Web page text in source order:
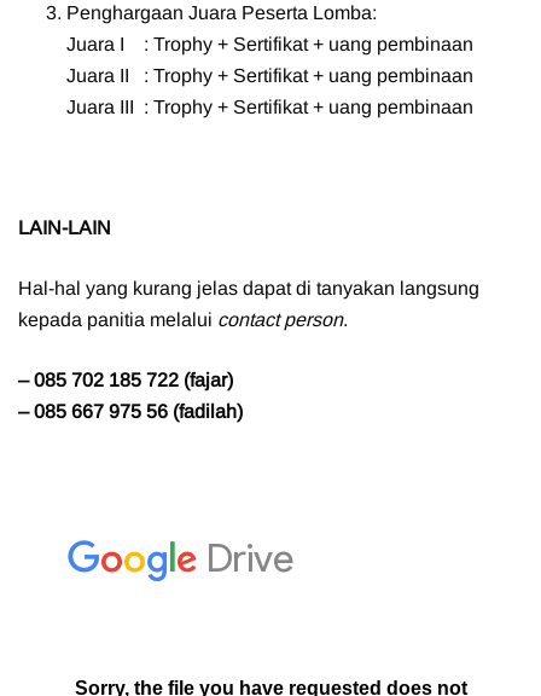
Penghargaan Juara Peserta Lomba:
Juara I : Trophy + Sertifikat + uang pembinaan
Juara II : Trophy + Sertifikat + uang pembinaan
Juara III : Trophy + Sertifikat + uang pembinaan
LAIN-LAIN
Hal-hal yang kurang jelas dapat di tanyakan langsung
kepada panitia melalui contact person.
– 085 702 185 722 (fajar)
– 085 667 975 56 (fadilah)